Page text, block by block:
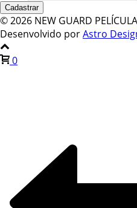
©2026 NEW GUARD
Desenvolvido porAstro
0